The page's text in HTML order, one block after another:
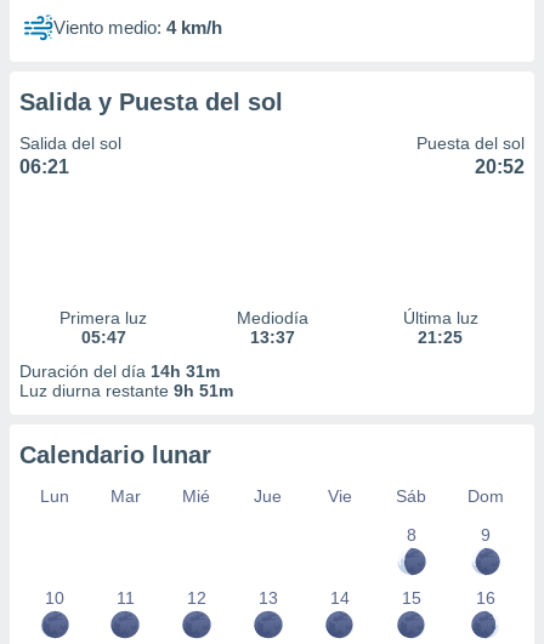
Viento medio: 4 km/h
Salida y Puesta del sol
Salida del sol
06:21
Puesta del sol
20:52
Primera luz
05:47
Mediodía
13:37
Última luz
21:25
Duración del día 14h 31m
Luz diurna restante 9h 51m
Calendario lunar
Lun Mar Mié Jue Vie Sáb
Dom
8
9
10 11 12 13 14 15 16